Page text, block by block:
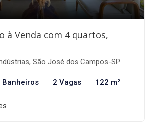
à Venda com 4 quartos,
São José dos Campos-SP
Banheiros 2 Vagas 122 m²